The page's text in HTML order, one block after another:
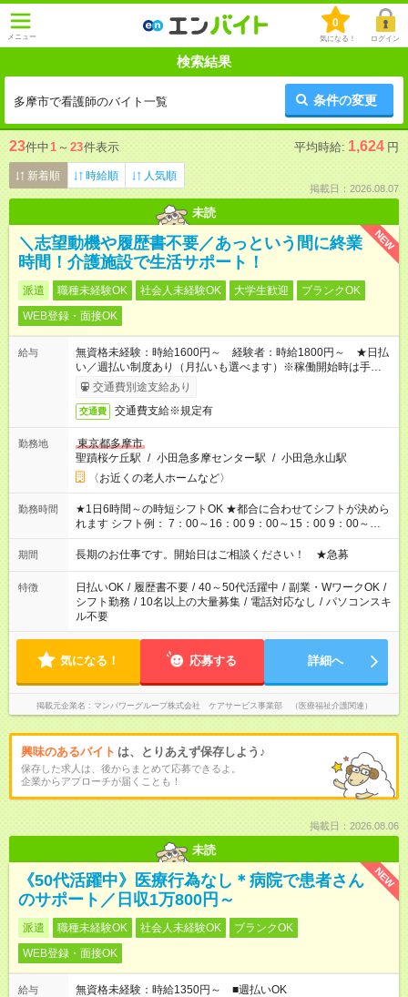
メニュー
0
気になる！ ログイン
検索結果
多摩市で看護師のバイト一覧 条件の変更
23件中1 ～ 23件表示 平均時給: 1,624 円
新着順 時給順 人気順
掲載日：2026.08.07
未読
NEW
＼志望動機や履歴書不要／あっという間に終業
時間！介護施設で生活サポート！
派遣 職種未経験OK 社会人未経験OK 大学生歓迎
ブランクOK
WEB登録・面接OK
給与
無資格未経験：時給1600円～ 経験者：時給1800円～ ★日払
い／週払い制度あり（月払いも選べます）※稼働開始時は手続き
完了次第のお支払いとなります。
交通費別途支給あり
交通費 交通費支給※規定有
勤務地
東京都多摩市
聖蹟桜ケ丘駅 / 小田急多摩センター駅 / 小田急永山駅
〈お近くの老人ホームなど〉
勤務時間
★1日6時間～の時短シフトOK ★都合に合わせてシフトが決めら
れます シフト例： 7：00～16：00 9：00～15：00 9：00～
18：00 11：00～20：00 など ※Wワークの場合、他のお仕事と
合わせ週40時間超の就業はご案内できません ※法令に基づき、
派遣法（日雇い派遣の原則禁止）により、短時間・短期間の就
業はご案内が難しい場合があります
期間 長期のお仕事です。開始日はご相談ください！ ★急募
特徴 日払いOK / 履歴書不要 / 40～50代活躍中 / 副業・WワークOK /
シフト勤務 / 10名以上の大量募集 / 電話対応なし / パソコンスキ
ル不要
気になる！ 応募する 詳細へ
掲載元企業名 マンパワーグループ株式会社 ケアサービス事業部 （医療福祉介護関連）
興味のあるバイト は、とりあえず保存しよう♪
保存した求人は、後からまとめて応募できるよ。
企業からアプローチが届くことも！
掲載日：2026.08.06
未読
NEW
《50代活躍中》医療行為なし＊病院で患者さん
のサポート／日収1万800円～
派遣 職種未経験OK 社会人未経験OK
ブランクOK
WEB登録・面接OK
給与
無資格未経験：時給1350円～ ■週払いOK